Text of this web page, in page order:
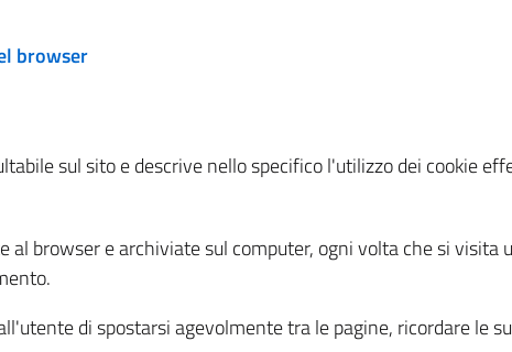
browser
sul sito e descrive nello specifico l'utilizzo dei cookie
browser e archiviate sul computer, ogni volta che si visita
di spostarsi agevolmente tra le pagine, ricordare le